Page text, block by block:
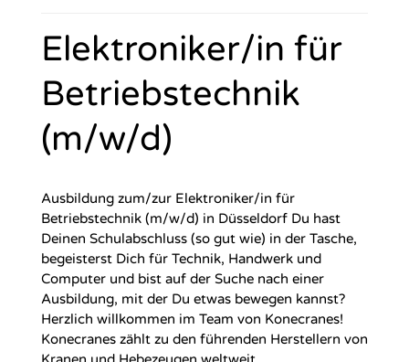
Elektroniker/in für
Betriebstechnik
(m/w/d)
Ausbildung zum/zur Elektroniker/in für
Betriebstechnik (m/w/d) in Düsseldorf Du hast
Deinen Schulabschluss (so gut wie) in der Tasche,
begeisterst Dich für Technik, Handwerk und
Computer und bist auf der Suche nach einer
Ausbildung, mit der Du etwas bewegen kannst?
Herzlich willkommen im Team von Konecranes!
Konecranes zählt zu den führenden Herstellern von